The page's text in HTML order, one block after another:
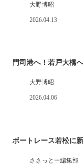
大野博昭
2026.04.13
門司港へ！若戸大橋
大野博昭
2026.04.06
ボートレース若松に
ささっとー編集部